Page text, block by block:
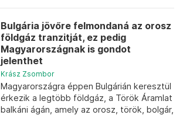
Bulgária jövőre felmondaná az orosz
földgáz tranzitját, ez pedig
Magyarországnak is gondot
jelenthet
Krász Zsombor
Magyarországra éppen Bulgárián keresztül
érkezik a legtöbb földgáz, a Török Áramlat
balkáni ágán, amely az orosz, török, bolgár,